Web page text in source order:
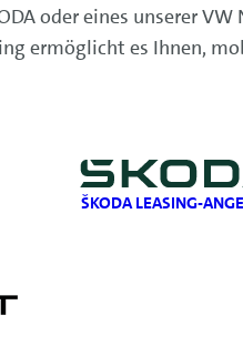
oder eines unserer VW
ermöglicht es Ihnen,
ŠKODA LEASING-